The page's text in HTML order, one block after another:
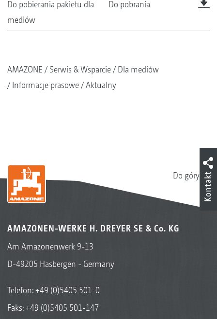
Do pobierania pakietu dla
mediów
Do pobrania
AMAZONE Serwis & Wsparcie
Dla mediów
Informacje prasowe
Aktualny
Do góry
AMAZONEN-WERKE H. DREYER SE & Co. KG
Am Amazonenwerk 9-13
D-49205 Hasbergen - Germany
Telefon:+49 (0)5405 501-0
Faks: +49 (0)5405 501-147
Kontakt